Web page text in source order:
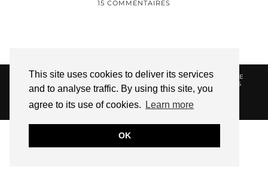
This site uses cookies to deliver its services
and to analyse traffic. By using this site, you
agree to its use of cookies.
Learn more
OK
15 COMMENTAIRES
© 2026HELLOTITOUNE CONTACT
POLITIQUE DE
CONFIDENTIALITÉ
VUE DANS LA PRESSE
LIENS
AFFILIES
WEBSITE DESIGN BYpipdig